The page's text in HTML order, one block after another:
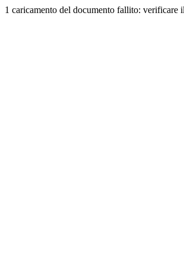
1 caricamento del documento fallito: verificare